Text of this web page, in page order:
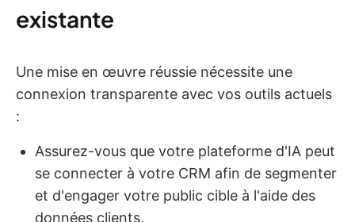
existante
Une mise en œuvre réussie nécessite une
connexion transparente avec vos outils actuels
:
Assurez-vous que votre plateforme d'IA peut
se connecter à votre CRM afin de segmenter
et d'engager votre public cible à l'aide des
données clients.